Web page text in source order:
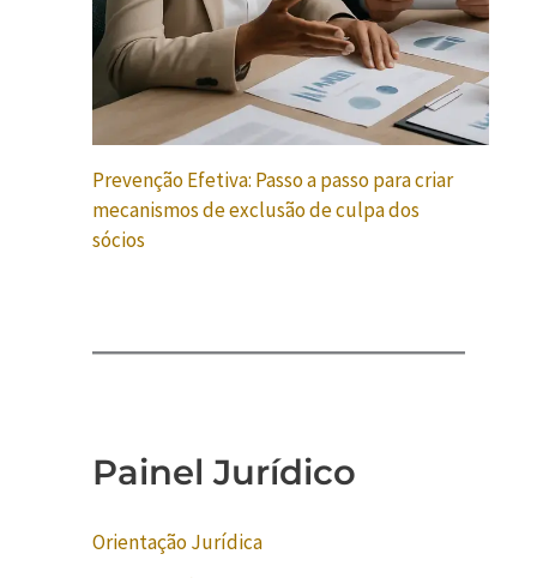
Prevenção Efetiva: Passo a passo para criar
mecanismos de exclusão de culpa dos
sócios
Painel Jurídico
Orientação Jurídica